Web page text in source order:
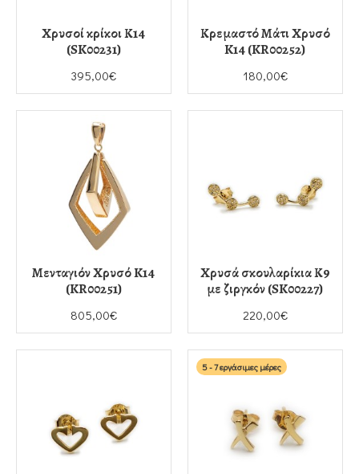
Χρυσοί κρίκοι Κ14
(SK00231)
395,00€
Κρεμαστό Μάτι Χρυσό
K14 (KR00252)
180,00€
Μενταγιόν Χρυσό K14
(KR00251)
805,00€
Χρυσά σκουλαρίκια Κ9
με ζιργκόν (SK00227)
220,00€
5 - 7 εργάσιμες μέρες